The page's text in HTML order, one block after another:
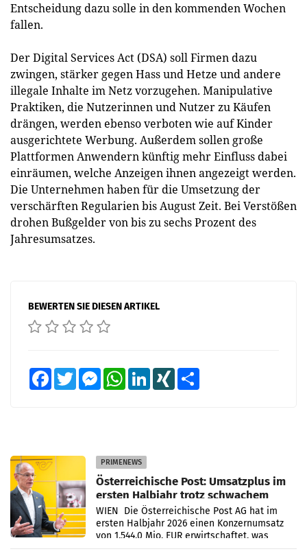
Entscheidung dazu solle in den kommenden Wochen
fallen.
Der Digital Services Act (DSA) soll Firmen dazu
zwingen, stärker gegen Hass und Hetze und andere
illegale Inhalte im Netz vorzugehen. Manipulative
Praktiken, die Nutzerinnen und Nutzer zu Käufen
drängen, werden ebenso verboten wie auf Kinder
ausgerichtete Werbung. Außerdem sollen große
Plattformen Anwendern künftig mehr Einfluss dabei
einräumen, welche Anzeigen ihnen angezeigt werden.
Die Unternehmen haben für die Umsetzung der
verschärften Regularien bis August Zeit. Bei Verstößen
drohen Bußgelder von bis zu sechs Prozent des
Jahresumsatzes.
BEWERTEN SIE DIESEN ARTIKEL
FacebookTwitter MessengerWhatsAppLinkedInXING
PRIMENEWS
Österreichische Post: Umsatzplus im
ersten Halbjahr trotz schwachem
Briefgeschäft
WIEN Die Österreichische Post AG hat im
ersten Halbjahr 2026 einen Konzernumsatz
von 1.544,0 Mio. EUR erwirtschaftet, was
einem Plus von 3,8 Prozent gegenüber dem